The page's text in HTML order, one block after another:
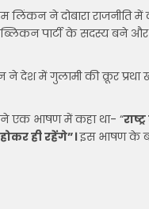
लिंकन ने दोबारा
पार्टी के सदस्य बने
ने देश में गुलामी की क्रूर
एक भाषण में कहा था- “
ही रहेंगे”।इस भाषण के